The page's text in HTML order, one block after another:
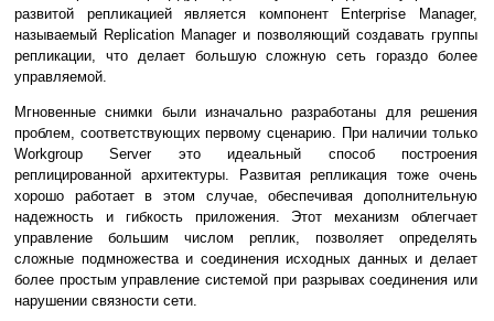
развитой репликацией является компонент Enterprise Manager,
называемый Replication Manager и позволяющий создавать группы
репликации, что делает большую сложную сеть гораздо более
управляемой.
Мгновенные снимки были изначально разработаны для решения
проблем, соответствующих первому сценарию. При наличии только
Workgroup Server это идеальный способ построения
реплицированной архитектуры. Развитая репликация тоже очень
хорошо работает в этом случае, обеспечивая дополнительную
надежность и гибкость приложения. Этот механизм облегчает
управление большим числом реплик, позволяет определять
сложные подмножества и соединения исходных данных и делает
более простым управление системой при разрывах соединения или
нарушении связности сети.